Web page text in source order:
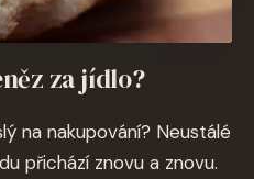
za jídlo?
na nakupování? Neustálé
přichází znovu a znovu.